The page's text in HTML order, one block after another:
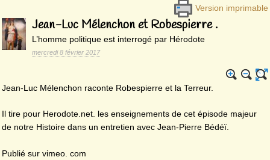
Version imprimable
Jean-Luc Mélenchon et Robespierre .
L’homme politique est interrogé par Hérodote
mercredi 8 février 2017
Jean-Luc Mélenchon raconte Robespierre et la Terreur.
Il tire pour Herodote.net. les enseignements de cet épisode majeur
de notre Histoire dans un entretien avec Jean-Pierre Bédéï.
Publié sur vimeo. com